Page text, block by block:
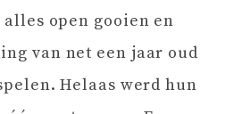
open gooien en
van net een jaar oud
Helaas werd hun